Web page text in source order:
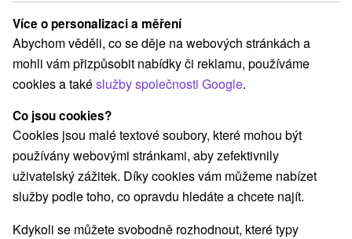
Domovská stránka Navigovat do místa
+421 907 136 070
Facebook
Google recenze
Podhradová 26/13
053 21 Markušovce
GPS:
N +48° 54' 56.98''
Více o personalizaci a měření
Abychom věděli, co se děje na webových stránkách a
mohli vám přizpůsobit nabídky či reklamu, používáme
cookies a takéslužby společnosti Google.
Co jsou cookies?
Cookies jsou malé textové soubory, které mohou být
používány webovými stránkami, aby zefektivnily
uživatelský zážitek. Díky cookies vám můžeme nabízet
služby podle toho, co opravdu hledáte a chcete najít.
Kdykoli se můžete svobodně rozhodnout, které typy